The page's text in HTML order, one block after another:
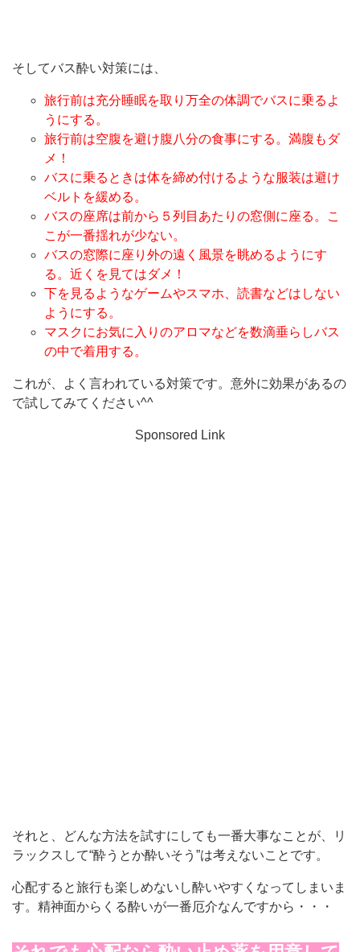
そしてバス酔い対策には、
旅行前は充分睡眠を取り万全の体調でバスに乗るよ
うにする。
旅行前は空腹を避け腹八分の食事にする。満腹もダ
メ！
バスに乗るときは体を締め付けるような服装は避け
ベルトを緩める。
バスの座席は前から５列目あたりの窓側に座る。こ
こが一番揺れが少ない。
バスの窓際に座り外の遠く風景を眺めるようにす
る。近くを見てはダメ！
下を見るようなゲームやスマホ、読書などはしない
ようにする。
マスクにお気に入りのアロマなどを数滴垂らしバス
の中で着用する。
これが、よく言われている対策です。意外に効果があるの
で試してみてください^^
Sponsored Link
それと、どんな方法を試すにしても一番大事なことが、リ
ラックスして“酔うとか酔いそう”は考えないことです。
心配すると旅行も楽しめないし酔いやすくなってしまいま
す。精神面からくる酔いが一番厄介なんですから・・・